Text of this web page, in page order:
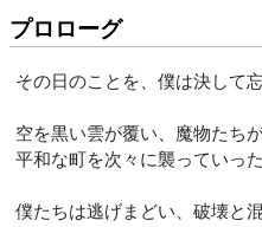
プロローグ
その日のことを、僕は決して
空を黒い雲が覆い、魔物たち
平和な町を次々に襲っていった
僕たちは逃げまどい、破壊と